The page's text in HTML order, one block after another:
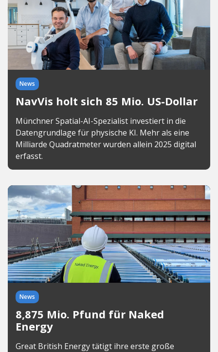
News
NavVis holt sich 85 Mio. US-Dollar
Münchner Spatial-AI-Spezialist investiert in die
Datengrundlage für physische KI. Mehr als eine
Milliarde Quadratmeter wurden allein 2025 digital
erfasst.
News
8,875 Mio. Pfund für Naked
Energy
Great British Energy tätigt ihre erste große